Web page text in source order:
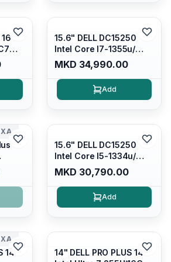
M.2
15.6" DELL DC15250
Intel Core I7-1355u/
16GB DDR4 / 512GB SSD
M.2 2230/ Intel UHD
Graphics/ 120Hz Anti-
glare FULLHD LED
MKD 34,990.00
Add
KB
15.6" DELL DC15250
Intel Core I5-1334u/
16GB DDR4 (1x16gb
2666mhz)/ 512GB SSD
M.2 Nvme/ Intel UHD
Graphics/ 120Hz Anti-
MKD 30,790.00
Add
14
14" DELL PRO PLUS 14